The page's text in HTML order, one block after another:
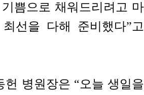
쁨으로 채워드리려고 마
선을 다해 준비했다”고
헌 병원장은 “오늘 생일을